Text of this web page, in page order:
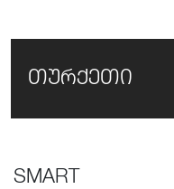
თურქეთი
SMART